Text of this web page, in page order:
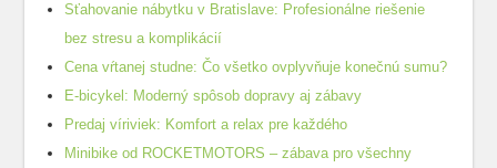
Sťahovanie nábytku v Bratislave: Profesionálne riešenie
bez stresu a komplikácií
Cena vŕtanej studne: Čo všetko ovplyvňuje konečnú sumu?
E-bicykel: Moderný spôsob dopravy aj zábavy
Predaj víriviek: Komfort a relax pre každého
Minibike od ROCKETMOTORS – zábava pro všechny